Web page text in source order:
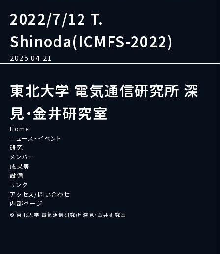
2022/7/12 T.
Shinoda(ICMFS-2022)
2025.04.21
東北大学 電気通信研究所 深
見・金井研究室
Home
ニュース・イベント
研究
メンバー
成果等
設備
リンク
アクセス/問い合わせ
内部ページ
© 東北大学 電気通信研究所 深見・金井研究室